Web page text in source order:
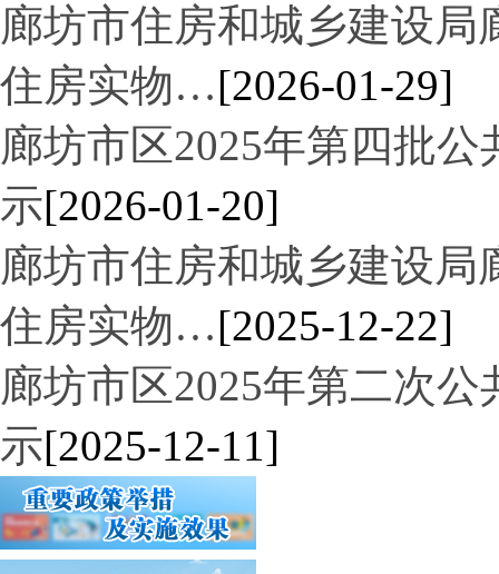
廊坊市住房和城乡建设局
住房实物…[2026-01-29]
廊坊市区2025年第四批
示[2026-01-20]
廊坊市住房和城乡建设局
住房实物…[2025-12-22]
廊坊市区2025年第二次
示[2025-12-11]